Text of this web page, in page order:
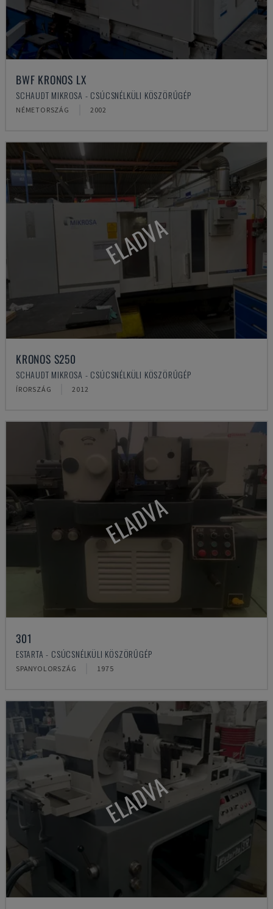
BWF KRONOS LX
SCHAUDT MIKROSA - CSÚCSNÉLKÜLI KÖSZÖRŰGÉP
NÉMETORSZÁG 2002
ELADVA
KRONOS S250
SCHAUDT MIKROSA - CSÚCSNÉLKÜLI KÖSZÖRŰGÉP
ÍRORSZÁG 2012
ELADVA
301
ESTARTA - CSÚCSNÉLKÜLI KÖSZÖRŰGÉP
SPANYOLORSZÁG 1975
ELADVA